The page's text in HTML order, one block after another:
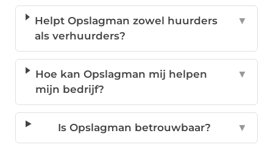
Helpt Opslagman zowel huurders
als verhuurders?
▼
Hoe kan Opslagman mij helpen
mijn bedrijf?
▼
Is Opslagman betrouwbaar? ▼